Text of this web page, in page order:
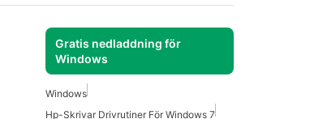
Gratis nedladdning för
Windows
Windows
Hp-Skrivar Drivrutiner För Windows 7